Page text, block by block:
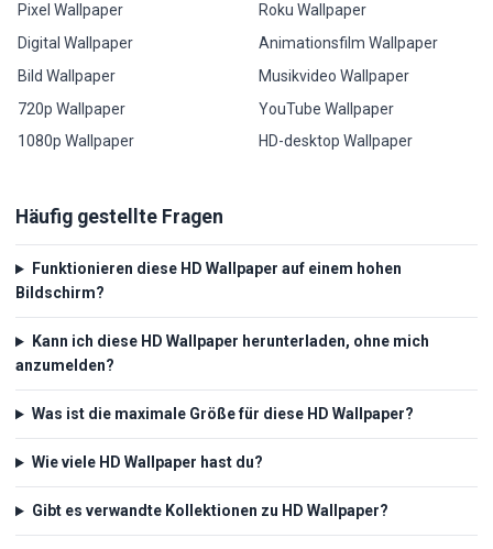
Pixel Wallpaper
Digital Wallpaper
Bild Wallpaper
720p Wallpaper
1080p Wallpaper
Roku Wallpaper
Animationsfilm Wallpaper
Musikvideo Wallpaper
YouTube Wallpaper
HD-desktop Wallpaper
Häufig gestellte Fragen
Funktionieren diese HD Wallpaper auf einem hohen
Bildschirm?
Kann ich diese HD Wallpaper herunterladen, ohne mich
anzumelden?
Was ist die maximale Größe für diese HD Wallpaper?
Wie viele HD Wallpaper hast du?
Gibt es verwandte Kollektionen zu HD Wallpaper?